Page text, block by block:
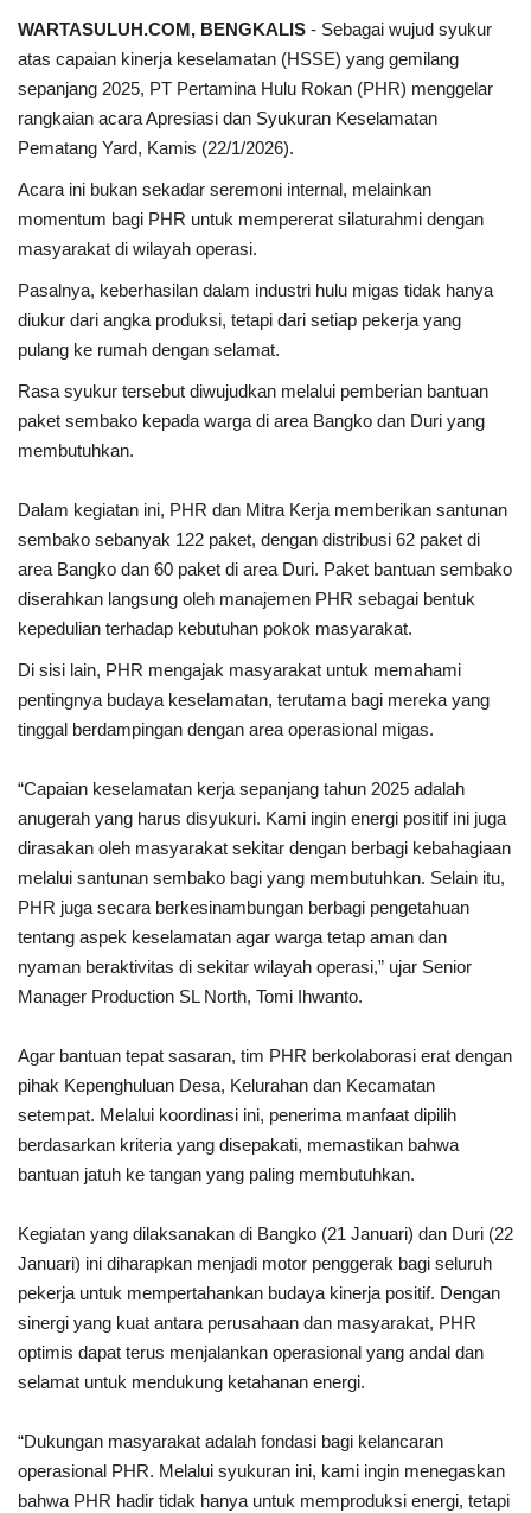
WARTASULUH.COM, BENGKALIS - Sebagai wujud syukur
atas capaian kinerja keselamatan (HSSE) yang gemilang
sepanjang 2025, PT Pertamina Hulu Rokan (PHR) menggelar
rangkaian acara Apresiasi dan Syukuran Keselamatan
Pematang Yard, Kamis (22/1/2026).
Acara ini bukan sekadar seremoni internal, melainkan
momentum bagi PHR untuk mempererat silaturahmi dengan
masyarakat di wilayah operasi.
Pasalnya, keberhasilan dalam industri hulu migas tidak hanya
diukur dari angka produksi, tetapi dari setiap pekerja yang
pulang ke rumah dengan selamat.
Rasa syukur tersebut diwujudkan melalui pemberian bantuan
paket sembako kepada warga di area Bangko dan Duri yang
membutuhkan.
Dalam kegiatan ini, PHR dan Mitra Kerja memberikan santunan
sembako sebanyak 122 paket, dengan distribusi 62 paket di
area Bangko dan 60 paket di area Duri. Paket bantuan sembako
diserahkan langsung oleh manajemen PHR sebagai bentuk
kepedulian terhadap kebutuhan pokok masyarakat.
Di sisi lain, PHR mengajak masyarakat untuk memahami
pentingnya budaya keselamatan, terutama bagi mereka yang
tinggal berdampingan dengan area operasional migas.
“Capaian keselamatan kerja sepanjang tahun 2025 adalah
anugerah yang harus disyukuri. Kami ingin energi positif ini juga
dirasakan oleh masyarakat sekitar dengan berbagi kebahagiaan
melalui santunan sembako bagi yang membutuhkan. Selain itu,
PHR juga secara berkesinambungan berbagi pengetahuan
tentang aspek keselamatan agar warga tetap aman dan
nyaman beraktivitas di sekitar wilayah operasi,” ujar Senior
Manager Production SL North, Tomi Ihwanto.
Agar bantuan tepat sasaran, tim PHR berkolaborasi erat dengan
pihak Kepenghuluan Desa, Kelurahan dan Kecamatan
setempat. Melalui koordinasi ini, penerima manfaat dipilih
berdasarkan kriteria yang disepakati, memastikan bahwa
bantuan jatuh ke tangan yang paling membutuhkan.
Kegiatan yang dilaksanakan di Bangko (21 Januari) dan Duri (22
Januari) ini diharapkan menjadi motor penggerak bagi seluruh
pekerja untuk mempertahankan budaya kinerja positif. Dengan
sinergi yang kuat antara perusahaan dan masyarakat, PHR
optimis dapat terus menjalankan operasional yang andal dan
selamat untuk mendukung ketahanan energi.
“Dukungan masyarakat adalah fondasi bagi kelancaran
operasional PHR. Melalui syukuran ini, kami ingin menegaskan
bahwa PHR hadir tidak hanya untuk memproduksi energi, tetapi